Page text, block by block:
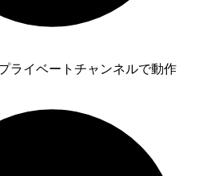
ライベートチャンネルで動作